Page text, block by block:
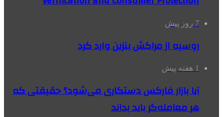
7 روز پیش
روسیه از مراکش بنزین وارد کرد
1 هفته پیش
آیا بازار فارکس دستکاری می‌شود؟ حقیقتی که
هر معامله‌گر باید بداند